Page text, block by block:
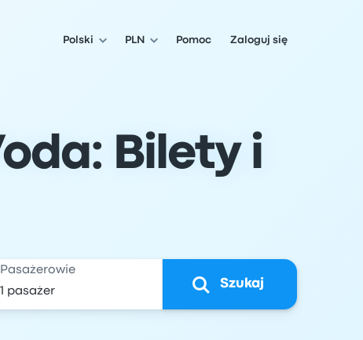
Polski PLN Pomoc Zaloguj się
Bilety i
Pasażerowie
Szukaj